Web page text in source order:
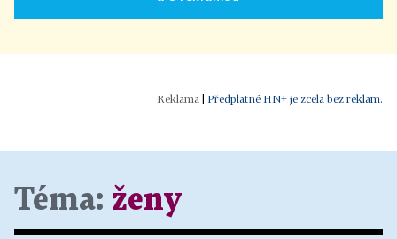
Předplatné HN+ je zcela bez reklam.
Téma: ženy